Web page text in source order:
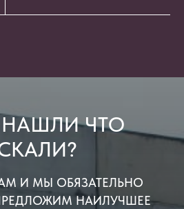
НАШЛИ ЧТО
И МЫ ОБЯЗАТЕЛЬНО
НАИЛУЧШЕЕ